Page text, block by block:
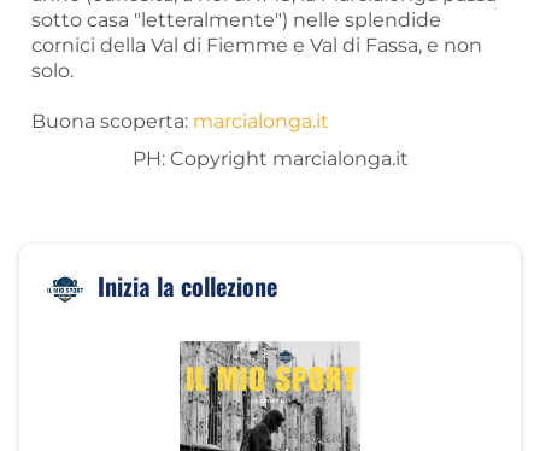
sotto casa "letteralmente") nelle splendide
cornici della Val di Fiemme e Val di Fassa, e non
solo.
Buona scoperta: marcialonga.it
PH: Copyright marcialonga.it
Inizia la collezione